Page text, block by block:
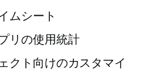
ムシート
リの使用統計
クト向けのカスタマイ